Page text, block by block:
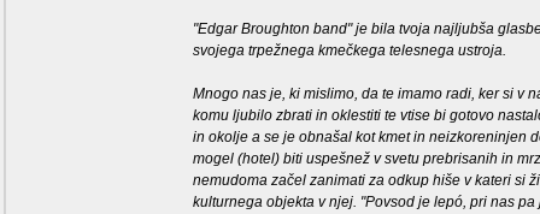
"Edgar Broughton band" je bila tvoja najljubša
svojega trpežnega kmečkega telesnega ustroja.
Mnogo nas je, ki mislimo, da te imamo radi, ker si v
komu ljubilo zbrati in oklestiti te vtise bi gotovo
in okolje a se je obnašal kot kmet in neizkoreninjen
mogel (hotel) biti uspešnež v svetu prebrisanih in
nemudoma začel zanimati za odkup hiše v kateri si
kulturnega objekta v njej. "Povsod je lepó, pri nas